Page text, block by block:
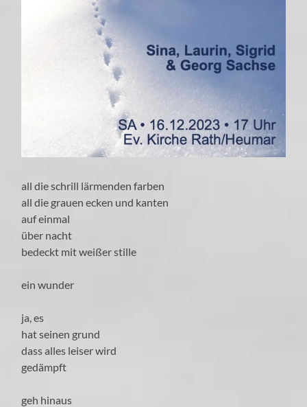
all die schrill lärmenden farben
all die grauen ecken und kanten
auf einmal
über nacht
bedeckt mit weißer stille
ein wunder
ja, es
hat seinen grund
dass alles leiser wird
gedämpft
geh hinaus